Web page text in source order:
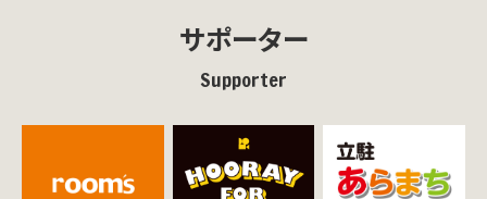
サポーター
Supporter